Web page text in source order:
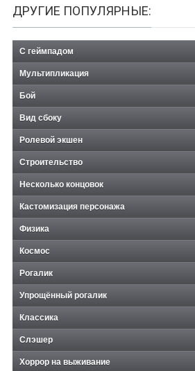
ДРУГИЕ ПОПУЛЯРНЫЕ:
С геймпадом
Мультипликация
Бой
Вид сбоку
Ролевой экшен
Строительство
Несколько концовок
Кастомизация персонажа
Физика
Космос
Рогалик
Упрощённый рогалик
Классика
Слэшер
Хоррор на выживание